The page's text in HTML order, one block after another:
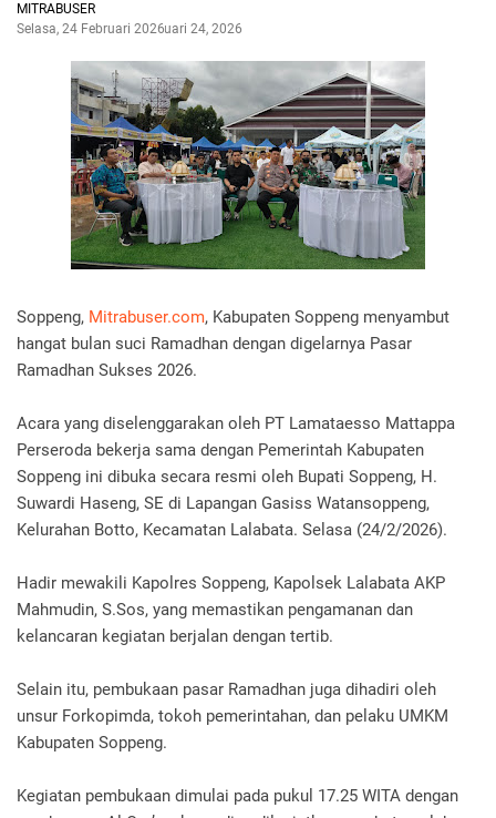
MITRABUSER
Selasa, 24 Februari 2026Februari 24, 2026
Soppeng, Mitrabuser.com, Kabupaten Soppeng menyambut
hangat bulan suci Ramadhan dengan digelarnya Pasar
Ramadhan Sukses 2026.
Acara yang diselenggarakan oleh PT Lamataesso Mattappa
Perseroda bekerja sama dengan Pemerintah Kabupaten
Soppeng ini dibuka secara resmi oleh Bupati Soppeng, H.
Suwardi Haseng, SE di Lapangan Gasiss Watansoppeng,
Kelurahan Botto, Kecamatan Lalabata. Selasa (24/2/2026).
Hadir mewakili Kapolres Soppeng, Kapolsek Lalabata AKP
Mahmudin, S.Sos, yang memastikan pengamanan dan
kelancaran kegiatan berjalan dengan tertib.
Selain itu, pembukaan pasar Ramadhan juga dihadiri oleh
unsur Forkopimda, tokoh pemerintahan, dan pelaku UMKM
Kabupaten Soppeng.
Kegiatan pembukaan dimulai pada pukul 17.25 WITA dengan